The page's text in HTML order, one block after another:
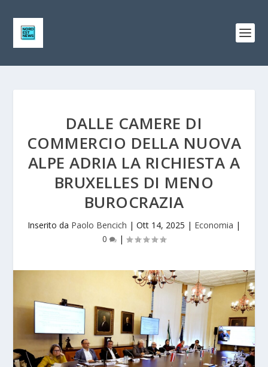
DALLE CAMERE DI
COMMERCIO DELLA NUOVA
ALPE ADRIA LA RICHIESTA A
BRUXELLES DI MENO
BUROCRAZIA
Inserito da Paolo Bencich | Ott 14, 2025 | Economia |
0
|